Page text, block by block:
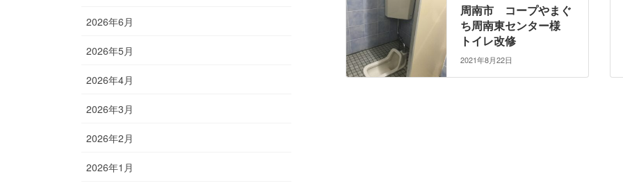
周南市 コープやまぐ
ち周南東センター様
トイレ改修
2021年8月22日
2026年6月
2026年5月
2026年4月
2026年3月
2026年2月
2026年1月